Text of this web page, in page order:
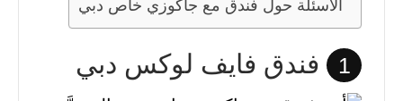
الأسئلة حول فندق مع جاكوزي خاص دبي
1 فندق فايف لوكس دبي